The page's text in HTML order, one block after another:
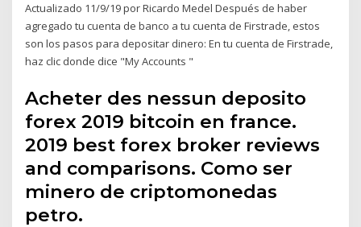
Actualizado 11/9/19 por Ricardo Medel Después de haber
agregado tu cuenta de banco a tu cuenta de Firstrade, estos
son los pasos para depositar dinero: En tu cuenta de Firstrade,
haz clic donde dice "My Accounts "
Acheter des nessun deposito
forex 2019 bitcoin en france.
2019 best forex broker reviews
and comparisons. Como ser
minero de criptomonedas
petro.